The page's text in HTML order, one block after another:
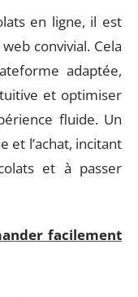
en ligne, il est
convivial. Cela
adaptée,
et optimiser
fluide. Un
et l’achat, incitant
et à passer
facilement